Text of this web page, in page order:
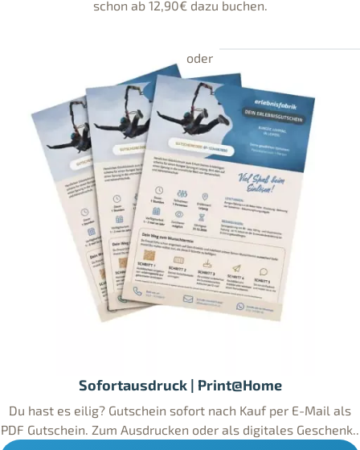
schon ab 12,90€ dazu buchen.
Sofortausdruck | Print@Home
Du hast es eilig? Gutschein sofort nach Kauf per E-Mail als
PDF Gutschein. Zum Ausdrucken oder als digitales Geschenk..